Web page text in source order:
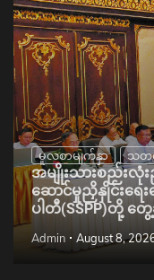
မူလစာမျက်နှာ သတ
အမျိုးသားစည်းလုံး
ဆောင်မှုညှိနှိုင်းရေ
ပါတီ(SSPP)တို့ တွ
Admin August 8,